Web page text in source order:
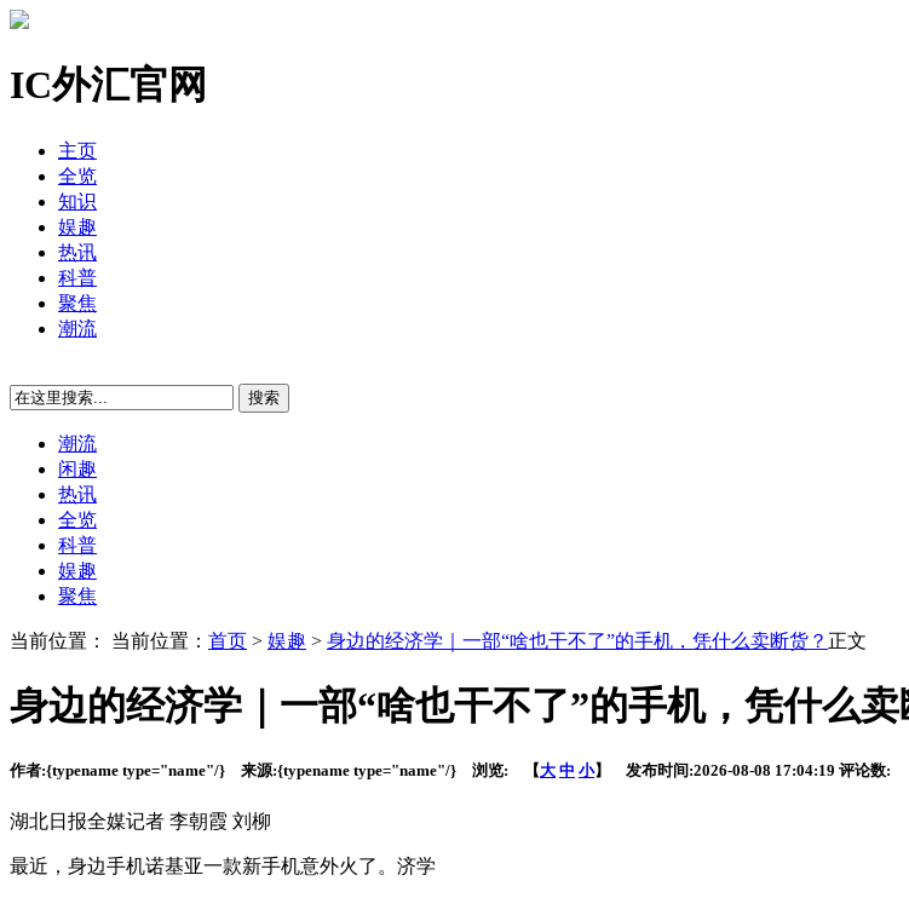
IC外汇官网
主页
全览
知识
娱趣
热讯
科普
聚焦
潮流
潮流
闲趣
热讯
全览
科普
娱趣
聚焦
当前位置： 当前位置： 首页 > 娱趣 > 身边的经济学｜一部“啥也干不了”的手机，凭什么卖断货？ 正文
身边的经济学｜一部“啥也干不了”的手机，凭什么卖
作者:{typename type="name"/} 来源:{typename type="name"/} 浏览: 【大 中 小】 发布时间:2026-08-08 17:04:19 评论数:
湖北日报全媒记者 李朝霞 刘柳
最近，身边手机诺基亚一款新手机意外火了。济学